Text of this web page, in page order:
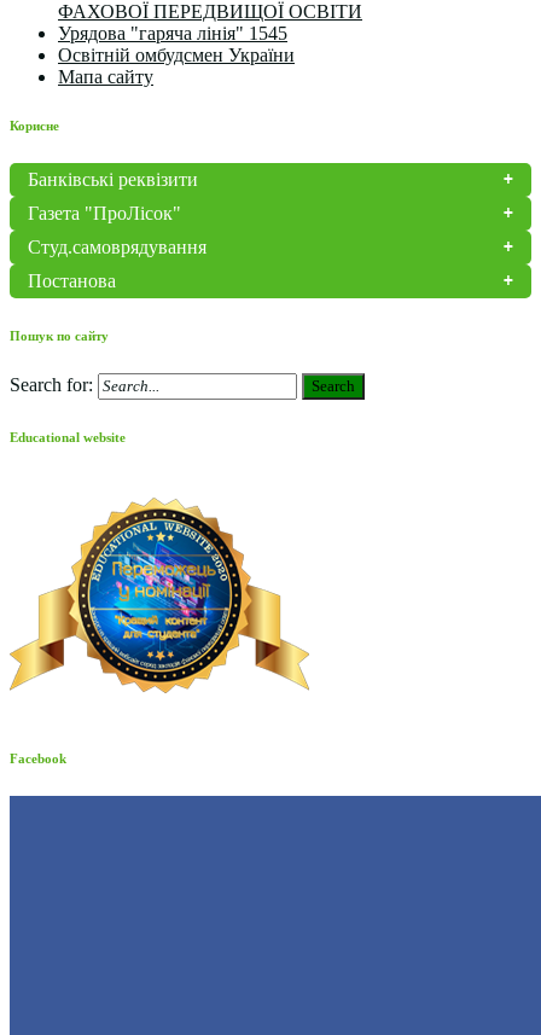
ФАХОВОЇ ПЕРЕДВИЩОЇ ОСВІТИ
Урядова "гаряча лінія" 1545
Освітній омбудсмен України
Мапа сайту
Корисне
Банківські реквізити
Газета "ПроЛісок"
Студ.самоврядування
Постанова
Пошук по сайту
Search for: Search
Educational website
Facebook